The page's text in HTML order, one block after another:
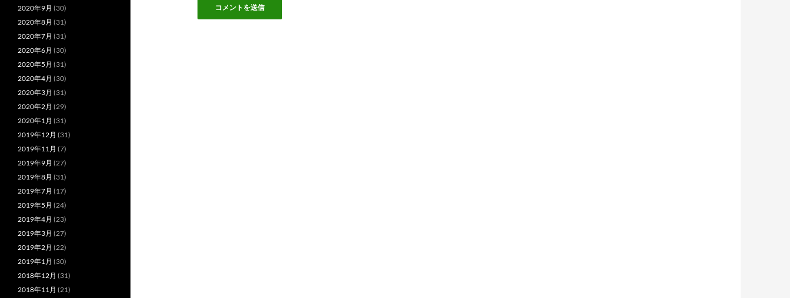
2020年9月 (30)
2020年8月 (31)
2020年7月 (31)
2020年6月 (30)
2020年5月 (31)
2020年4月 (30)
2020年3月 (31)
2020年2月 (29)
2020年1月 (31)
2019年12月 (31)
2019年11月 (7)
2019年9月 (27)
2019年8月 (31)
2019年7月 (17)
2019年5月 (24)
2019年4月 (23)
2019年3月 (27)
2019年2月 (22)
2019年1月 (30)
2018年12月 (31)
2018年11月 (21)